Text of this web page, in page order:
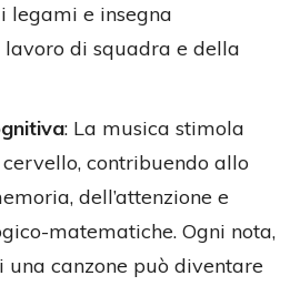
legami e insegna
lavoro di squadra e della
: La musica stimola
contribuendo allo
dell’attenzione e
matematiche. Ogni nota,
canzone può diventare